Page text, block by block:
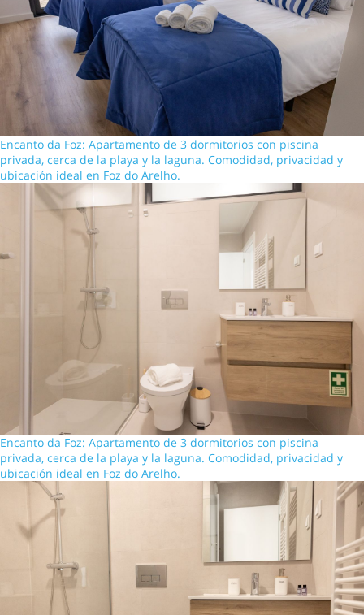
Encanto da Foz: Apartamento de 3 dormitorios con piscina
privada, cerca de la playa y la laguna. Comodidad, privacidad y
ubicación ideal en Foz do Arelho.
Encanto da Foz: Apartamento de 3 dormitorios con piscina
privada, cerca de la playa y la laguna. Comodidad, privacidad y
ubicación ideal en Foz do Arelho.